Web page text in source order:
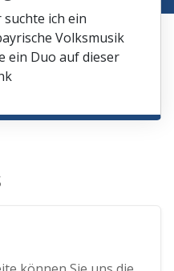
ich ein
Volksmusik
ein Duo auf dieser